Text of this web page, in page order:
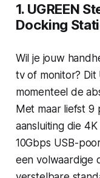
1. UGREEN
Docking
Wil je jouw
tv of monitor? Dit
momenteel de
Met maar liefst
aansluiting die
10Gbps USB-
een volwaardige